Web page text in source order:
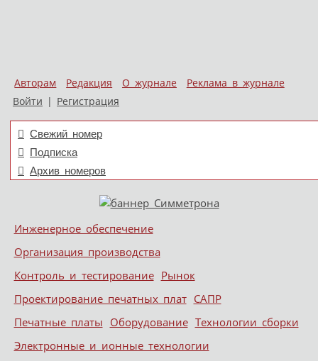
Авторам Редакция О журнале
Реклама в журнале
Войти | Регистрация
Свежий номер
Подписка
Архив номеров
Меню
Skip to content
Инженерное обеспечение
Организация производства
Контроль и тестирование Рынок
Проектирование печатных плат САПР
Печатные платы Оборудование Технологии сборки
Электронные и ионные технологии